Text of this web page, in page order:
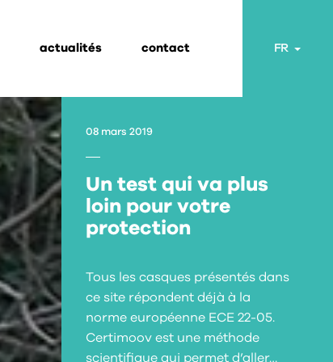
actualités contact FR
08 mars 2019
Un test qui va plus
loin pour votre
protection
Tous les casques présentés dans
ce site répondent déjà à la
norme européenne ECE 22-05.
Certimoov est une méthode
scientifique qui permet d’aller…